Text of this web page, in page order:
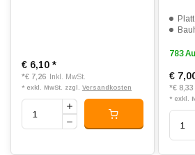
€ 6,10 *
*€ 7,26 Inkl. MwSt.
* exkl. MwSt. zzgl. Versandkosten
783
€
*€ 8,33
* exkl.